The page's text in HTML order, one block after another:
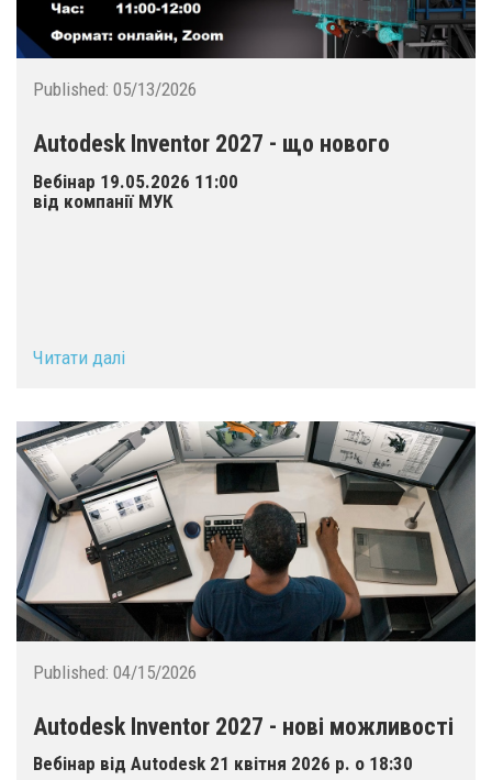
Published: 05/13/2026
Autodesk Inventor 2027 - що нового
Вебінар 19.05.2026 11:00
від компанії МУК
Читати далі
Published: 04/15/2026
Autodesk Inventor 2027 - нові можливості
Вебінар від Autodesk 21 квітня 2026 р. о 18:30